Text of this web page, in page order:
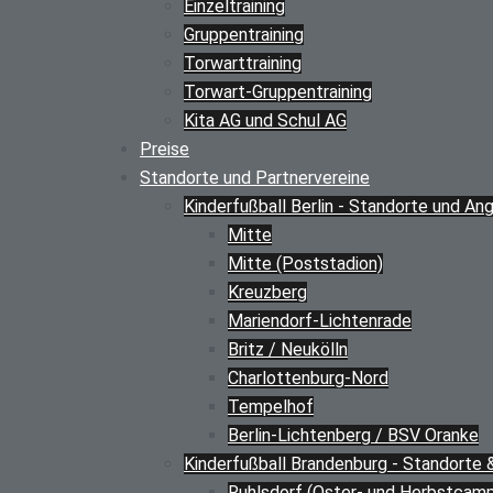
Einzeltraining
Gruppentraining
Torwarttraining
Torwart-Gruppentraining
Kita AG und Schul AG
Preise
Standorte und Partnervereine
Kinderfußball Berlin - Standorte und
Mitte
Mitte (Poststadion)
Kreuzberg
Mariendorf-Lichtenrade
Britz / Neukölln
Charlottenburg-Nord
Tempelhof
Berlin-Lichtenberg / BSV Oranke
Kinderfußball Brandenburg - Standorte